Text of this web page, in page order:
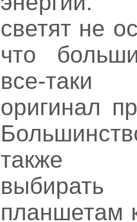
светят не
что
все-таки
оригинал
также
планшетам